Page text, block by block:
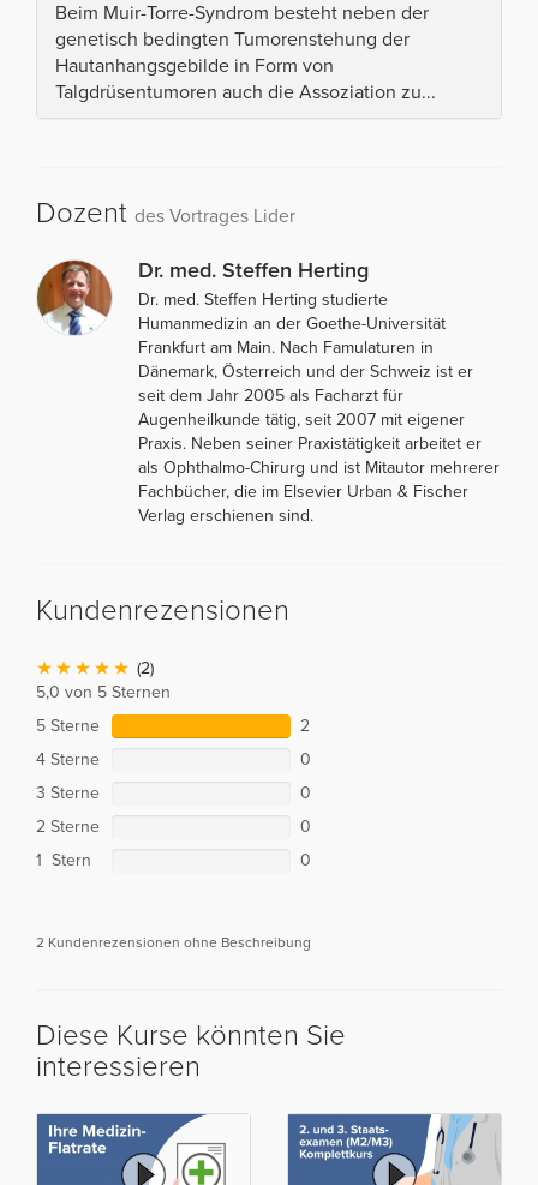
Beim Muir-Torre-Syndrom besteht neben der
genetisch bedingten Tumorenstehung der
Hautanhangsgebilde in Form von
Talgdrüsentumoren auch die Assoziation zu...
Dozent des Vortrages Lider
Dr. med. Steffen Herting
Dr. med. Steffen Herting studierte
Humanmedizin an der Goethe-Universität
Frankfurt am Main. Nach Famulaturen in
Dänemark, Österreich und der Schweiz ist er
seit dem Jahr 2005 als Facharzt für
Augenheilkunde tätig, seit 2007 mit eigener
Praxis. Neben seiner Praxistätigkeit arbeitet er
als Ophthalmo-Chirurg und ist Mitautor mehrerer
Fachbücher, die im Elsevier Urban & Fischer
Verlag erschienen sind.
Kundenrezensionen
(2)
5,0 von 5 Sternen
5 Sterne
2
4 Sterne
0
3 Sterne
0
2 Sterne
0
1 Stern
0
2 Kundenrezensionen ohne Beschreibung
Diese Kurse könnten Sie
interessieren